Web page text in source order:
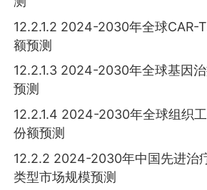
12.2.1.2 2024-2030年全球CAR-
额预测
12.2.1.3 2024-2030年全球基因
预测
12.2.1.4 2024-2030年全球组织
份额预测
12.2.2 2024-2030年中国先进治
类型市场规模预测